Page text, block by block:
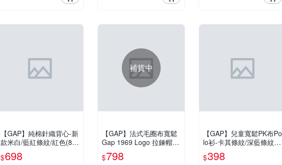
【GAP】純棉針織背心-新
款米白/藍紅條紋/紅色(89
6996)
$698
補貨中
【GAP】法式毛圈布寬鬆
Gap 1969 Logo 拉鍊帽T-
淺麻灰/玉米黃/無月黑/帆
船藍/復古深藍(898689)
$798
【GAP】兒童寬鬆PK布Po
lo衫-卡其條紋/深藍條紋/
紅色條紋/黑色(899689)
$398